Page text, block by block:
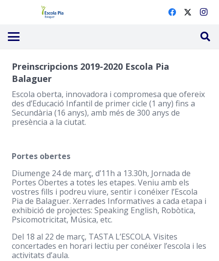
Preinscripcions 2019-2020 Escola Pia
Balaguer
Escola oberta, innovadora i compromesa que ofereix
des d’Educació Infantil de primer cicle (1 any) fins a
Secundària (16 anys), amb més de 300 anys de
presència a la ciutat.
Portes obertes
Diumenge 24 de març, d’11h a 13.30h, Jornada de
Portes Obertes a totes les etapes. Veniu amb els
vostres fills i podreu viure, sentir i conéixer l’Escola
Pia de Balaguer. Xerrades Informatives a cada etapa i
exhibició de projectes: Speaking English, Robòtica,
Psicomotricitat, Música, etc.
Del 18 al 22 de març, TASTA L’ESCOLA. Visites
concertades en horari lectiu per conéixer l’escola i les
activitats d’aula.